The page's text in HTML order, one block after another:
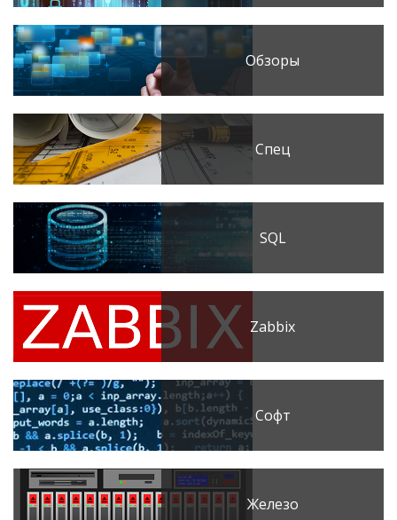
Обзоры
Спец
SQL
Zabbix
Софт
Железо